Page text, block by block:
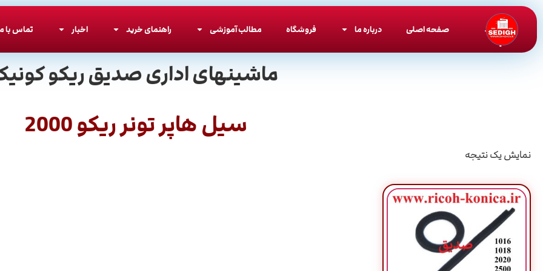
صفحه اصلی درباره ما فروشگاه مطالب آموزشی راهنمای خرید اخبار تماس با
ماشینهای اداری صدیق ریکو
سیل هاپر تونر ریکو 2000
نمایش یک نتیجه